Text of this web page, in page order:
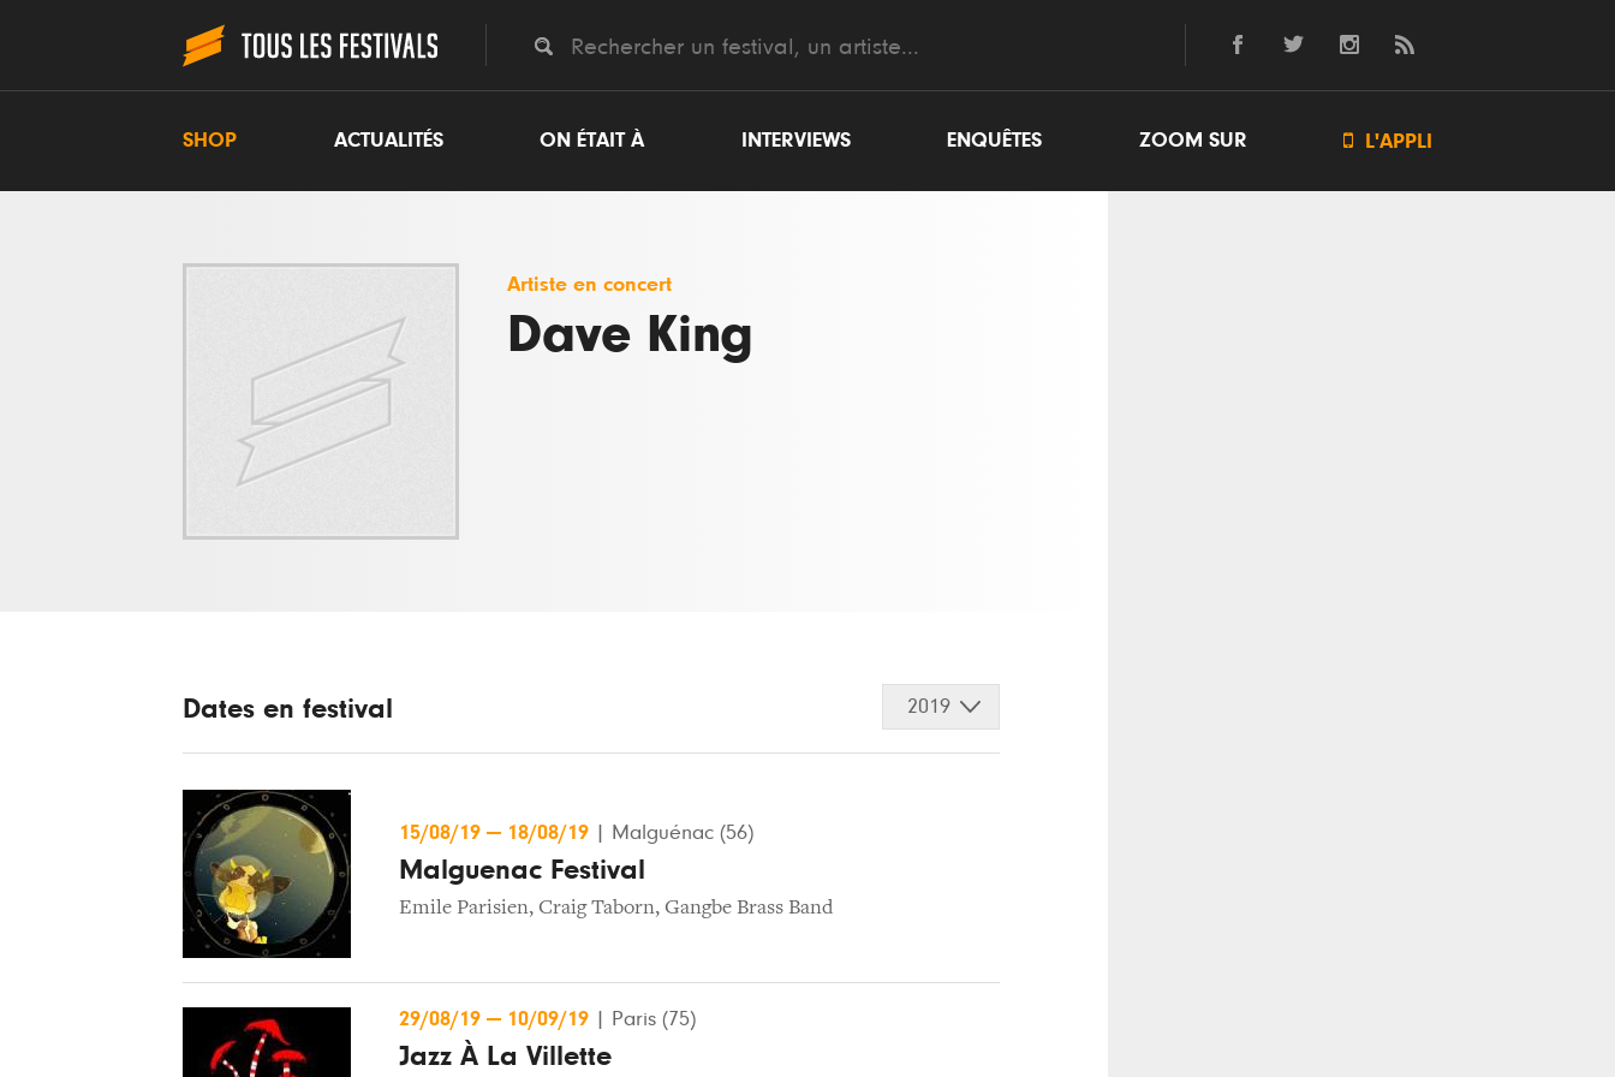
SHOP ACTUALITÉS ON ÉTAIT À INTERVIEWS ENQUÊTES ZOOM SUR  L'APPLI
Artiste en concert
Dave King
Dates en festival 2019
15/08/19 — 18/08/19 Malguénac (56)
Malguenac Festival
Emile Parisien, Craig Taborn, Gangbe Brass Band
29/08/19 — 10/09/19 Paris (75)
Jazz À La Villette